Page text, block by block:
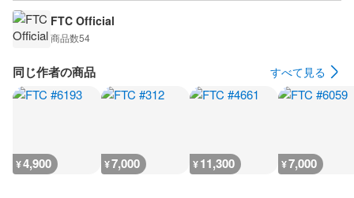
FTC Official
商品数54
同じ作者の商品 すべて見る
¥4,900 ¥7,000 ¥11,300 ¥7,000